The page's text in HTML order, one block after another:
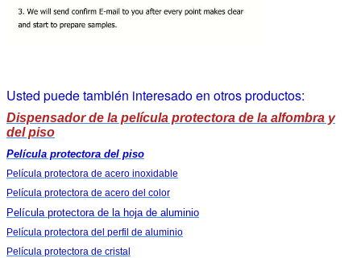
Usted puede también interesado en otros productos:
Dispensador de la película protectora de la alfombra y
del piso
Película protectora del piso
Película protectora de acero inoxidable
Película protectora de acero del color
Película protectora de la hoja de aluminio
Película protectora del perfil de aluminio
Película protectora de cristal